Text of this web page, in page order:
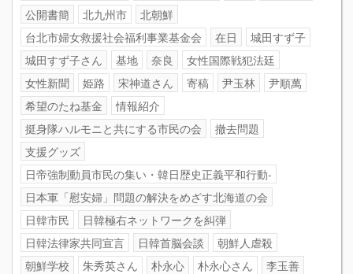
公開書簡
北九州市
北朝鮮
台北市婦女救援社会福利事業基金会
在日
城田すず子
城田すず子さん
基地 奈良
女性国際戦犯法廷
女性新聞
姫路 宋神道さん 寄稿 尹玉林
尹順萬
希望のたね基金
情報紹介
挺身隊ハルモニと共にする市民の会
撤去問題
支援グッズ
日帝強制動員市民の集い・韓日歴史正義平和行動-
日本軍「慰安婦」問題の解決をめざす北海道の会
日韓市民
日韓極右ネットワークを糾弾
日韓法律家共同宣言
日韓首脳会談
朝鮮人虐殺
朝鮮学校
朱秀英さん 朴永心 朴永心さん
李玉善